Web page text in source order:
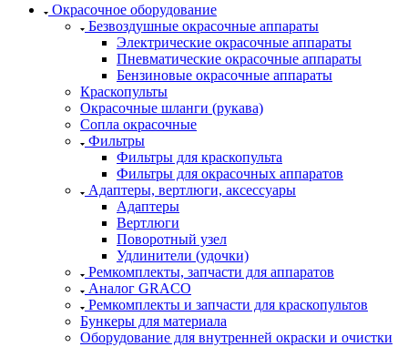
Окрасочное оборудование
Безвоздушные окрасочные аппараты
Электрические окрасочные аппараты
Пневматические окрасочные аппараты
Бензиновые окрасочные аппараты
Краскопульты
Окрасочные шланги (рукава)
Сопла окрасочные
Фильтры
Фильтры для краскопульта
Фильтры для окрасочных аппаратов
Адаптеры, вертлюги, аксессуары
Адаптеры
Вертлюги
Поворотный узел
Удлинители (удочки)
Ремкомплекты, запчасти для аппаратов
Аналог GRACO
Ремкомплекты и запчасти для краскопультов
Бункеры для материала
Оборудование для внутренней окраски и очистки